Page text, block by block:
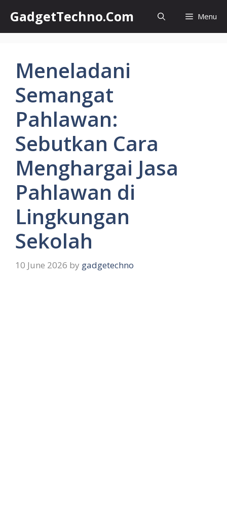
content
GadgetTechno.Com Menu
Meneladani
Semangat
Pahlawan:
Sebutkan Cara
Menghargai Jasa
Pahlawan di
Lingkungan
Sekolah
10 June 2026 by gadgetechno